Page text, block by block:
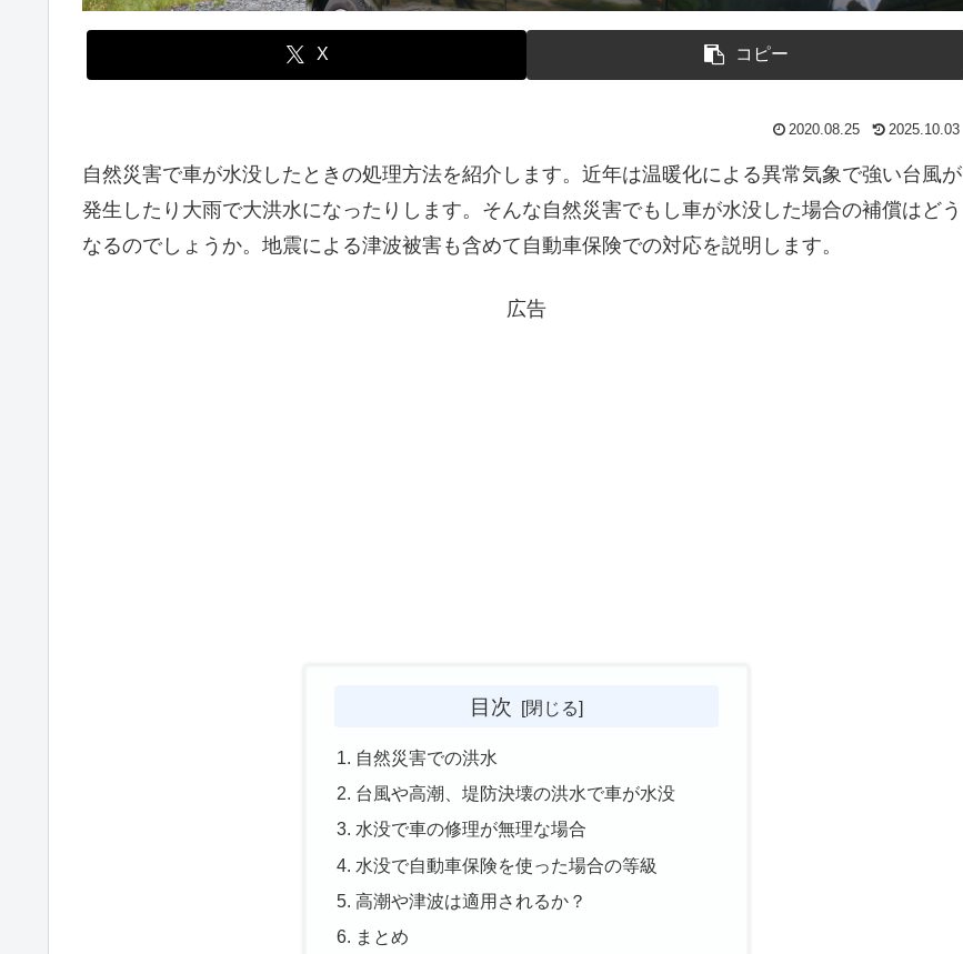
X コピー
2020.08.25 2025.10.03
自然災害で車が水没したときの処理方法を紹介します。近年は温暖化による異常気象で強い台風が
発生したり大雨で大洪水になったりします。そんな自然災害でもし車が水没した場合の補償はどう
なるのでしょうか。地震による津波被害も含めて自動車保険での対応を説明します。
広告
目次
自然災害での洪水
台風や高潮、堤防決壊の洪水で車が水没
水没で車の修理が無理な場合
水没で自動車保険を使った場合の等級
高潮や津波は適用されるか？
まとめ